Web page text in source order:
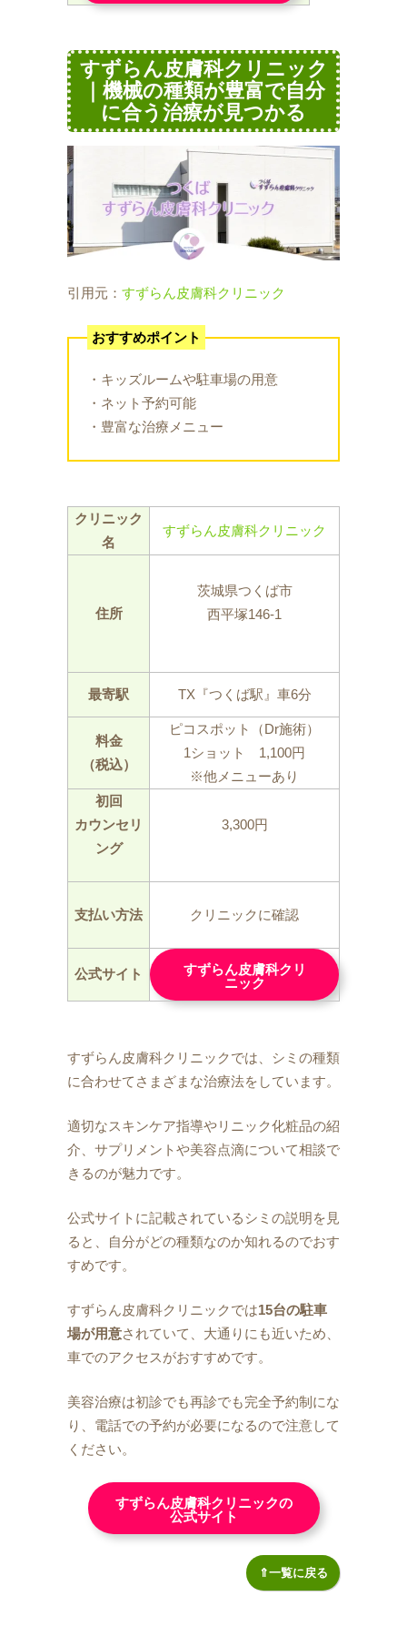
すずらん皮膚科クリニック
｜機械の種類が豊富で自分
に合う治療が見つかる
引用元： すずらん皮膚科クリニック
おすすめポイント
・キッズルームや駐車場の用意
・ネット予約可能
・豊富な治療メニュー
クリニック
名
すずらん皮膚科クリニック
住所
茨城県つくば市
西平塚146-1
最寄駅 TX『つくば駅』車6分
料金
（税込）
ピコスポット（Dr施術）
1ショット 1,100円
※他メニューあり
初回
カウンセリ
ング
3,300円
支払い方法 クリニックに確認
公式サイト
すずらん皮膚科クリ
ニック
すずらん皮膚科クリニックでは、シミの種類
に合わせてさまざまな治療法をしています。
適切なスキンケア指導やリニック化粧品の紹
介、サプリメントや美容点滴について相談で
きるのが魅力です。
公式サイトに記載されているシミの説明を見
ると、自分がどの種類なのか知れるのでおす
すめです。
すずらん皮膚科クリニックでは15台の駐車
場が用意されていて、大通りにも近いため、
車でのアクセスがおすすめです。
美容治療は初診でも再診でも完全予約制にな
り、電話での予約が必要になるので注意して
ください。
すずらん皮膚科クリニックの
公式サイト
⇑一覧に戻る